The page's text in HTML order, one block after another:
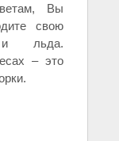
Вы
свою
льда.
– это